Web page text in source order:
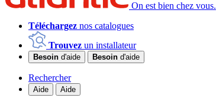
On est bien chez vous.
Téléchargez nos catalogues
Trouvez un installateur
Besoin d'aide Besoin d'aide
Rechercher
Aide Aide